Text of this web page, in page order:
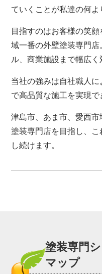
ていくことが私達の何よ
目指すのはお客様の笑
域一番の外壁塗装専門
ル、商業施設まで幅広く
当社の強みは自社職人
で高品質な施工を実現で
津島市、あま市、愛西
塗装専門店を目指し、
し続けます。
塗装専門
マップ